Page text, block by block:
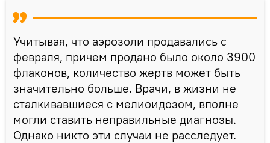
Учитывая, что аэрозоли продавались с
февраля, причем продано было около 3900
флаконов, количество жертв может быть
значительно больше. Врачи, в жизни не
сталкивавшиеся с мелиоидозом, вполне
могли ставить неправильные диагнозы.
Однако никто эти случаи не расследует.